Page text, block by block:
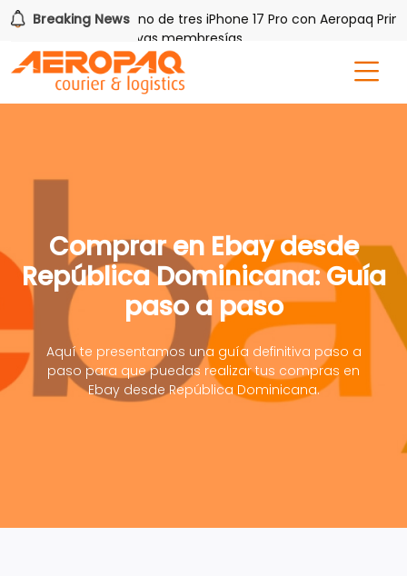
Breaking News
Gana uno de tres iPhone 17 Pro con Aeropaq Prime
tres meses nuevas membresías
Comprar en Ebay desde
República Dominicana: Guía
paso a paso
Aquí te presentamos una guía definitiva paso a
paso para que puedas realizar tus compras en
Ebay desde República Dominicana.